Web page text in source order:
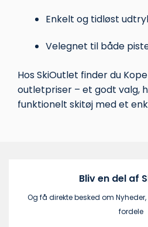
Enkelt og tidløst
Velegnet til både
Hos SkiOutlet finder du
outletpriser – et godt valg,
funktionelt skitøj med et
Bliv en del af
Og få direkte besked om
fordele